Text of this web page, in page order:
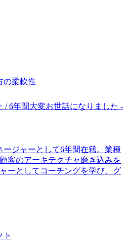
の柔軟性
/ 6年間大変お世話になりました -
ージャーとして6年間在籍。業種
客のアーキテクチャ磨き込みを
ーとしてコーチングを学び、グ
ト